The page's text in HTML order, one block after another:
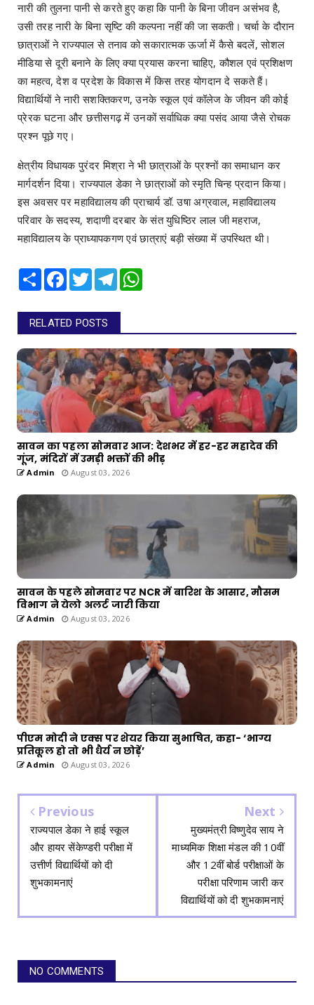
नारी की तुलना पानी से करते हुए कहा कि पानी के बिना जीवन असंभव है,
उसी तरह नारी के बिना सृष्टि की कल्पना नहीं की जा सकती। चर्चा के दौरान
छात्राओं ने राज्यपाल से तनाव को सकारात्मक ऊर्जा में कैसे बदलें, सोशल
मीडिया से दूरी बनाने के लिए क्या प्रयास करना चाहिए, कौशल एवं प्रशिक्षण
का महत्व, देश व प्रदेश के विकास में किस तरह योगदान दे सकते हैं।
विद्यार्थियों ने नारी सशक्तिकरण, उनके स्कूल एवं कॉलेज के जीवन की कोई
प्रेरक घटना और छत्तीसगढ़ में उनकों सर्वाधिक क्या पसंद आया जैसे रोचक
प्रश्न पूछे गए।
क्षेत्रीय विधायक पुरंदर मिश्रा ने भी छात्राओं के प्रश्नों का समाधान कर
मार्गदर्शन दिया। राज्यपाल डेका ने छात्राओं को स्मृति चिन्ह प्रदान किया।
इस अवसर पर महाविद्यालय की प्राचार्य डॉ. उषा अग्रवाल, महाविद्यालय
परिवार के सदस्य, शदाणी दरबार के संत युधिष्ठिर लाल जी महराज,
महाविद्यालय के प्राध्यापकगण एवं छात्राएं बड़ी संख्या में उपस्थित थी।
Share Facebook
TwitterTelegram
RELATED POSTS
सावन का पहला सोमवार आज: देशभर में हर-हर महादेव की
गूंज, मंदिरों में उमड़ी भक्तों की भीड़
Admin August 03, 2026
सावन के पहले सोमवार पर NCR में बारिश के आसार, मौसम
विभाग ने येलो अलर्ट जारी किया
Admin August 03, 2026
पीएम मोदी ने एक्स पर शेयर किया सुभाषित, कहा- ‘भाग्य
प्रतिकूल हो तो भी धैर्य न छोड़ें’
Admin August 03, 2026
Previous
राज्यपाल डेका ने हाई स्कूल
और हायर सेंकेण्डरी परीक्षा में
उत्तीर्ण विद्यार्थियों को दी
शुभकामनाएं
Next
मुख्यमंत्री विष्णुदेव साय ने
माध्यमिक शिक्षा मंडल की 10वीं
और 12वीं बोर्ड परीक्षाओं के
परीक्षा परिणाम जारी कर
विद्यार्थियों को दी शुभकामनाएं
NO COMMENTS